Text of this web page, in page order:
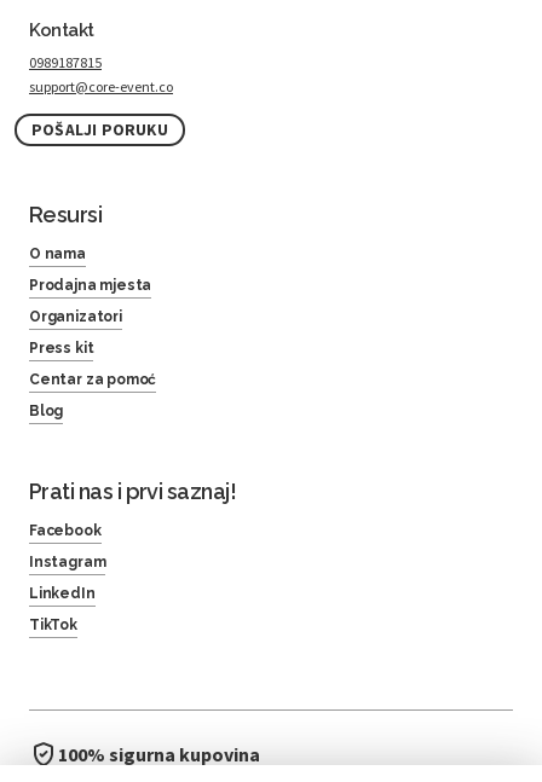
Kontakt
0989187815
support@core-event.co
POŠALJI PORUKU
Resursi
O nama
Prodajna mjesta
Organizatori
Press kit
Centar za pomoć
Blog
Prati nas i prvi saznaj!
Facebook
Instagram
LinkedIn
TikTok
100% sigurna kupovina